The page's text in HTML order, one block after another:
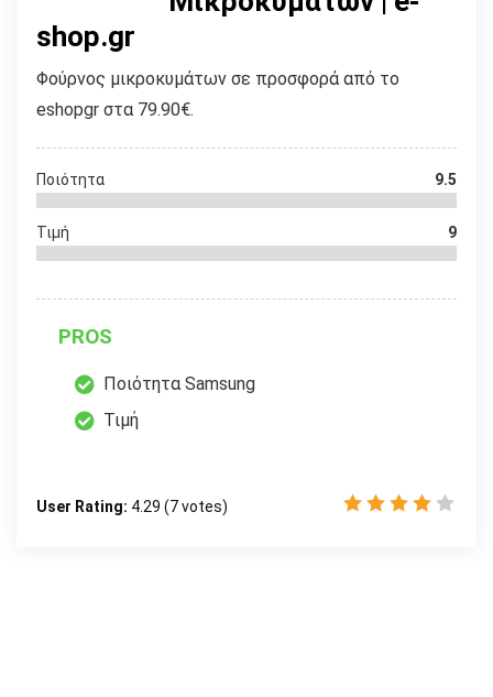
shop.gr
Φούρνος μικροκυμάτων σε προσφορά από το
eshopgr στα 79.90€.
Ποιότητα 9.5
Τιμή 9
PROS
Ποιότητα Samsung
Τιμή
User Rating: 4.29 (7votes)